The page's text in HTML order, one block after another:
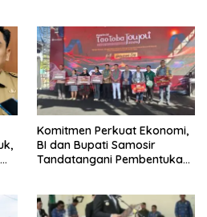
Komitmen Perkuat Ekonomi,
BI dan Bupati Samosir
Tandatangani Pembentukan